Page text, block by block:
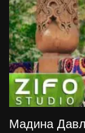
Мадина